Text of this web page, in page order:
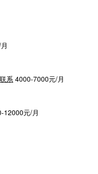
系 4000-7000元/月
12000元/月